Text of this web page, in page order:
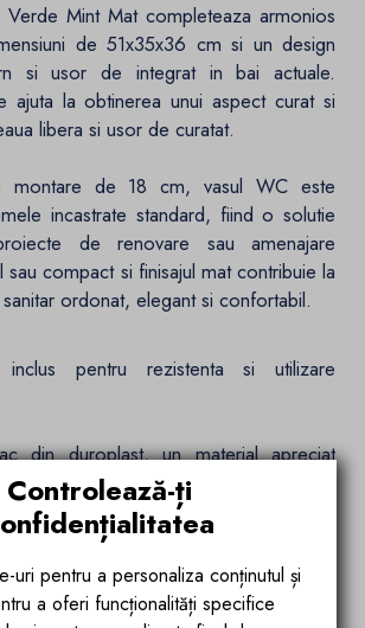
Mint Mat completeaza armonios
de 51x35x36 cm si un design
si usor de integrat in bai actuale.
ajuta la obtinerea unui aspect curat si
libera si usor de curatat.
montare de 18 cm, vasul WC este
incastrate standard, fiind o solutie
de renovare sau amenajare
compact si finisajul mat contribuie la
ordonat, elegant si confortabil.
inclus pentru rezistenta si utilizare
din duroplast, un material apreciat
si stabilitate in timp. Capacul
designul vasului WC si ofera o
confortabila, fiind potrivit pentru bai
sau spatii cu utilizare frecventa.
Controlează-ți
uri pentru a personaliza conținutul și
a oferi funcționalități specifice